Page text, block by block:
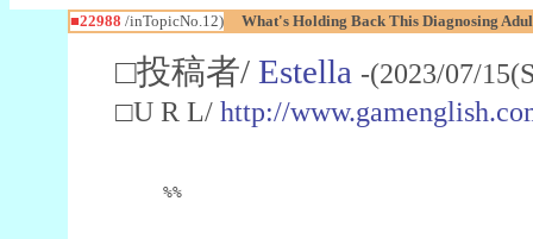
■22988 /inTopicNo.12) What's Holding Back This Diagnosing
□投稿者/ Estella -(2023/07/
□U R L/ http://
%%